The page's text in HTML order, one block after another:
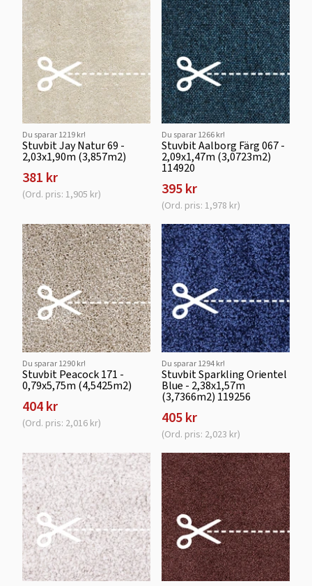
Du sparar 1219 kr!
Stuvbit Jay Natur 69 -
2,03x1,90m (3,857m2)
381 kr
(Ord. pris: 1,905 kr)
Du sparar 1266 kr!
Stuvbit Aalborg Färg 067 -
2,09x1,47m (3,0723m2)
114920
395 kr
(Ord. pris: 1,978 kr)
Du sparar 1290 kr!
Stuvbit Peacock 171 -
0,79x5,75m (4,5425m2)
404 kr
(Ord. pris: 2,016 kr)
Du sparar 1294 kr!
Stuvbit Sparkling Orientel
Blue - 2,38x1,57m
(3,7366m2) 119256
405 kr
(Ord. pris: 2,023 kr)